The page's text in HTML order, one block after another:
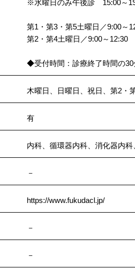
※水曜日のみ午後診 15:00～
第1・第3・第5土曜日／9:00～
第2・第4土曜日／9:00～12:30
◆受付時間：診療終了時間
木曜日、日曜日、祝日、第2・
有
内科、循環器内科、消化器内
－
https://www.fukudacl.jp/
－
－